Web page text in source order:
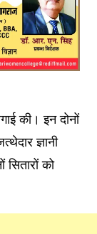
की। इन दोनों
ज्ञानी
को